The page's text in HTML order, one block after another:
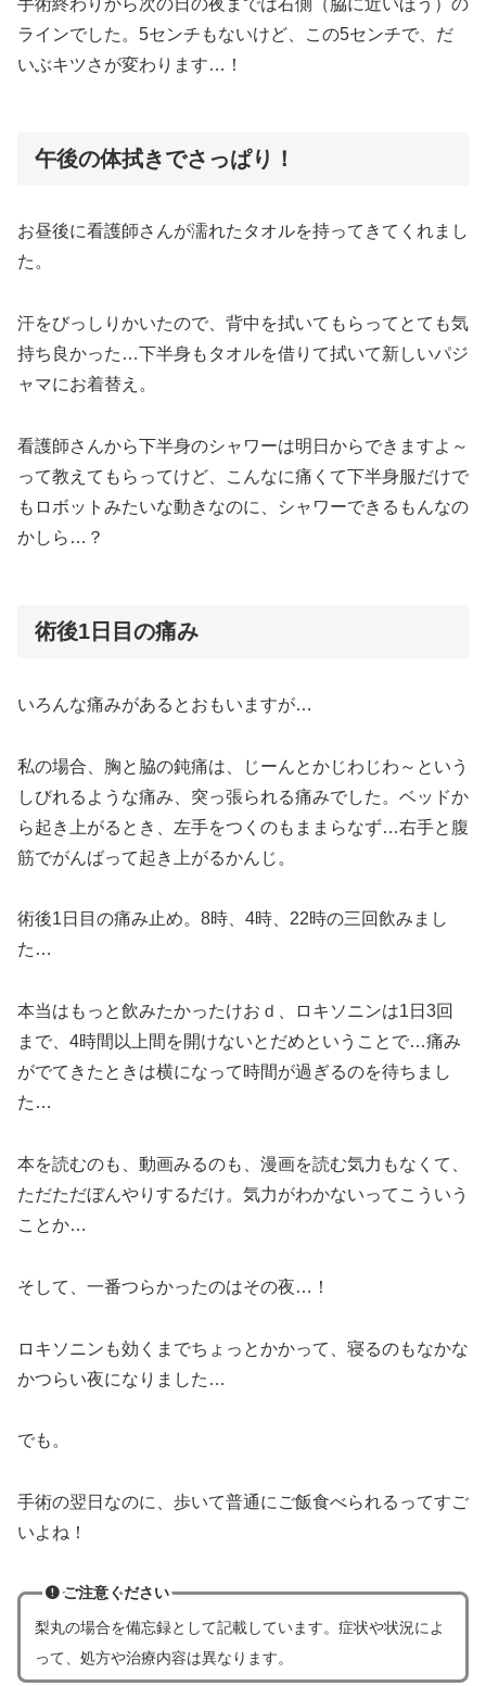
ラインでした。5センチもないけど、この5センチで、だ
いぶキツさが変わります…！
午後の体拭きでさっぱり！
お昼後に看護師さんが濡れたタオルを持ってきてくれまし
た。
汗をびっしりかいたので、背中を拭いてもらってとても気
持ち良かった…下半身もタオルを借りて拭いて新しいパジ
ャマにお着替え。
看護師さんから下半身のシャワーは明日からできますよ～
って教えてもらってけど、こんなに痛くて下半身服だけで
もロボットみたいな動きなのに、シャワーできるもんなの
かしら…？
術後1日目の痛み
いろんな痛みがあるとおもいますが…
私の場合、胸と脇の鈍痛は、じーんとかじわじわ～という
しびれるような痛み、突っ張られる痛みでした。ベッドか
ら起き上がるとき、左手をつくのもままらなず…右手と腹
筋でがんばって起き上がるかんじ。
術後1日目の痛み止め。8時、4時、22時の三回飲みまし
た…
本当はもっと飲みたかったけおｄ、ロキソニンは1日3回
まで、4時間以上間を開けないとだめということで…痛み
がでてきたときは横になって時間が過ぎるのを待ちまし
た…
本を読むのも、動画みるのも、漫画を読む気力もなくて、
ただただぼんやりするだけ。気力がわかないってこういう
ことか…
そして、一番つらかったのはその夜…！
ロキソニンも効くまでちょっとかかって、寝るのもなかな
かつらい夜になりました…
でも。
手術の翌日なのに、歩いて普通にご飯食べられるってすご
いよね！
ご注意ください
梨丸の場合を備忘録として記載しています。症状や状況によ
って、処方や治療内容は異なります。